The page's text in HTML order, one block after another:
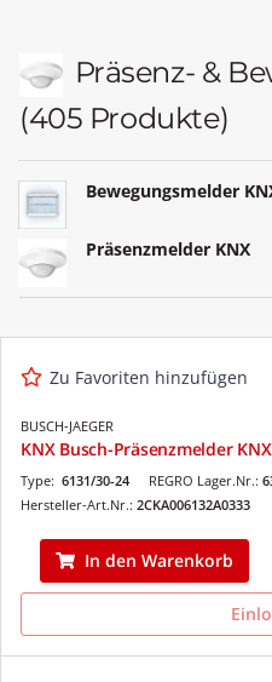
Präsenz- &
(405 Produkte)
Bewegungsmelder
Präsenzmelder KNX
Zu Favoriten hinzufügen
BUSCH-JAEGER
KNX Busch-Präsenzmelder
REGRO Lager.Nr.:
Type: 6131/30-24
Hersteller-Art.Nr.: 2CKA006132A0333
In den Warenkorb